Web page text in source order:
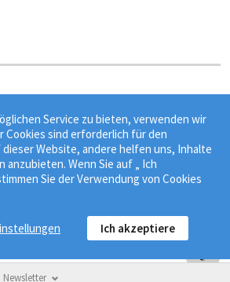
•Auftraggeber•Bauleistung
•Schlussrechnung
Newsletter
Service zu bieten, verwenden wir
Cookies sind erforderlich für den
Website, andere helfen uns, Inhalte
Wenn Sie auf „ Ich
Sie der Verwendung von Cookies
Ich akzeptiere